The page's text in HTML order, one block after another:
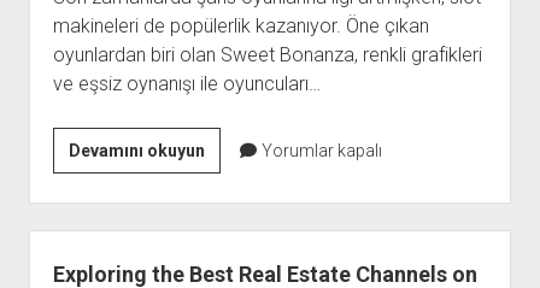
makineleri de popülerlik kazanıyor. Öne çıkan
oyunlardan biri olan Sweet Bonanza, renkli grafikleri
ve eşsiz oynanışı ile oyuncuları…
Devamını okuyunSweet
Bonanza
Slotunu
Gerçek
Para
Yorumlar kapalı
Exploring the Best Real Estate Channels on